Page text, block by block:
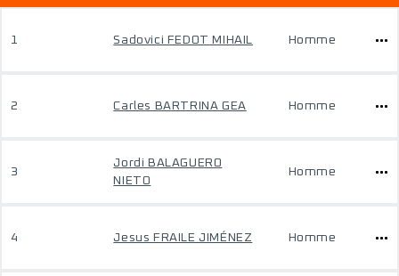
1 Sadovici FEDOT MIHAIL Homme
2 Carles BARTRINA GEA Homme
3
Jordi BALAGUERO
NIETO
Homme
4 Jesus FRAILE JIMÉNEZ Homme